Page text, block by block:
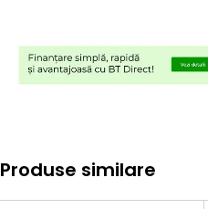
Produse similare